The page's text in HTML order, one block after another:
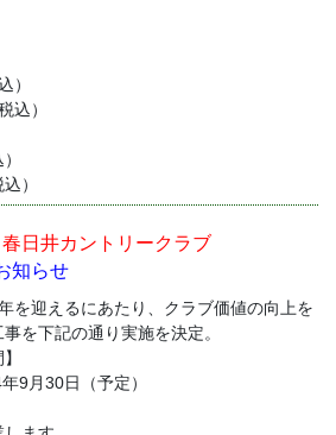
）
込）
）
春日井カントリークラブ
知らせ
を迎えるにあたり、クラブ価値の向上を
を下記の通り実施を決定。
9月30日（予定）